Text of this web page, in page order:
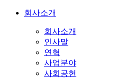
회사소개
회사소개
인사말
연혁
사업분야
사회공헌